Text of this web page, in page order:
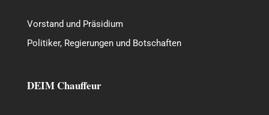
Vorstand und Präsidium
Politiker, Regierungen und Botschaften
DEIM Chauffeur